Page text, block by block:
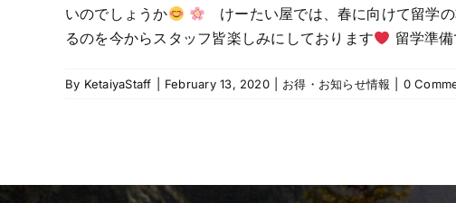
いのでしょうか
けーたい屋では、春に向けて留学
るのを今からスタッフ皆楽しみにしております
留学準
By KetaiyaStaff February 13, 2020 お得・お知らせ情報 0